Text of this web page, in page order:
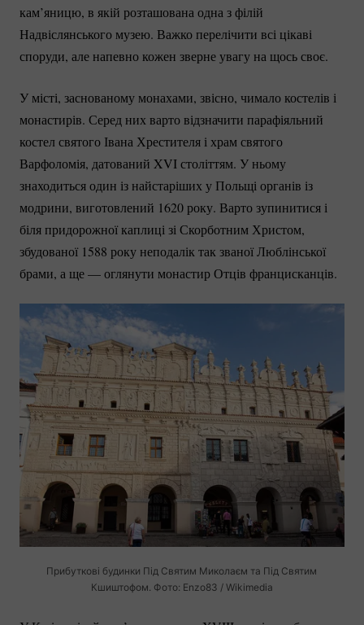
кам’яницю, в якій розташована одна з філій
Надвіслянського музею. Важко перелічити всі цікаві
споруди, але напевно кожен зверне увагу на щось своє.
У місті, заснованому монахами, звісно, чимало костелів і
монастирів. Серед них варто відзначити парафіяльний
костел святого Івана Хрестителя і храм святого
Варфоломія, датований XVI століттям. У ньому
знаходиться один із найстаріших у Польщі органів із
модрини, виготовлений 1620 року. Варто зупинитися і
біля придорожної каплиці зі Скорботним Христом,
збудованої 1588 року неподалік так званої Люблінської
брами, а ще — оглянути монастир Отців францисканців.
Прибуткові будинки Під Святим Миколаєм та Під Святим
Кшиштофом. Фото: Enzo83 / Wikimedia